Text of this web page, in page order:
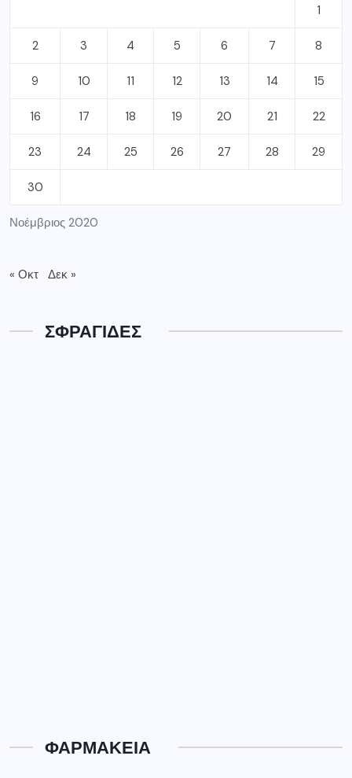
Νοέμβριος 2020
1
2 3 4 5 6 7 8
9 10 11 12 13 14 15
16 17 18 19 20 21 22
23 24 25 26 27 28 29
30
« Οκτ Δεκ »
ΣΦΡΑΓΙΔΕΣ
ΦΑΡΜΑΚΕΙΑ